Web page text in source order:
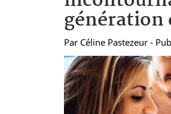
génération
Par Céline Pastezeur -